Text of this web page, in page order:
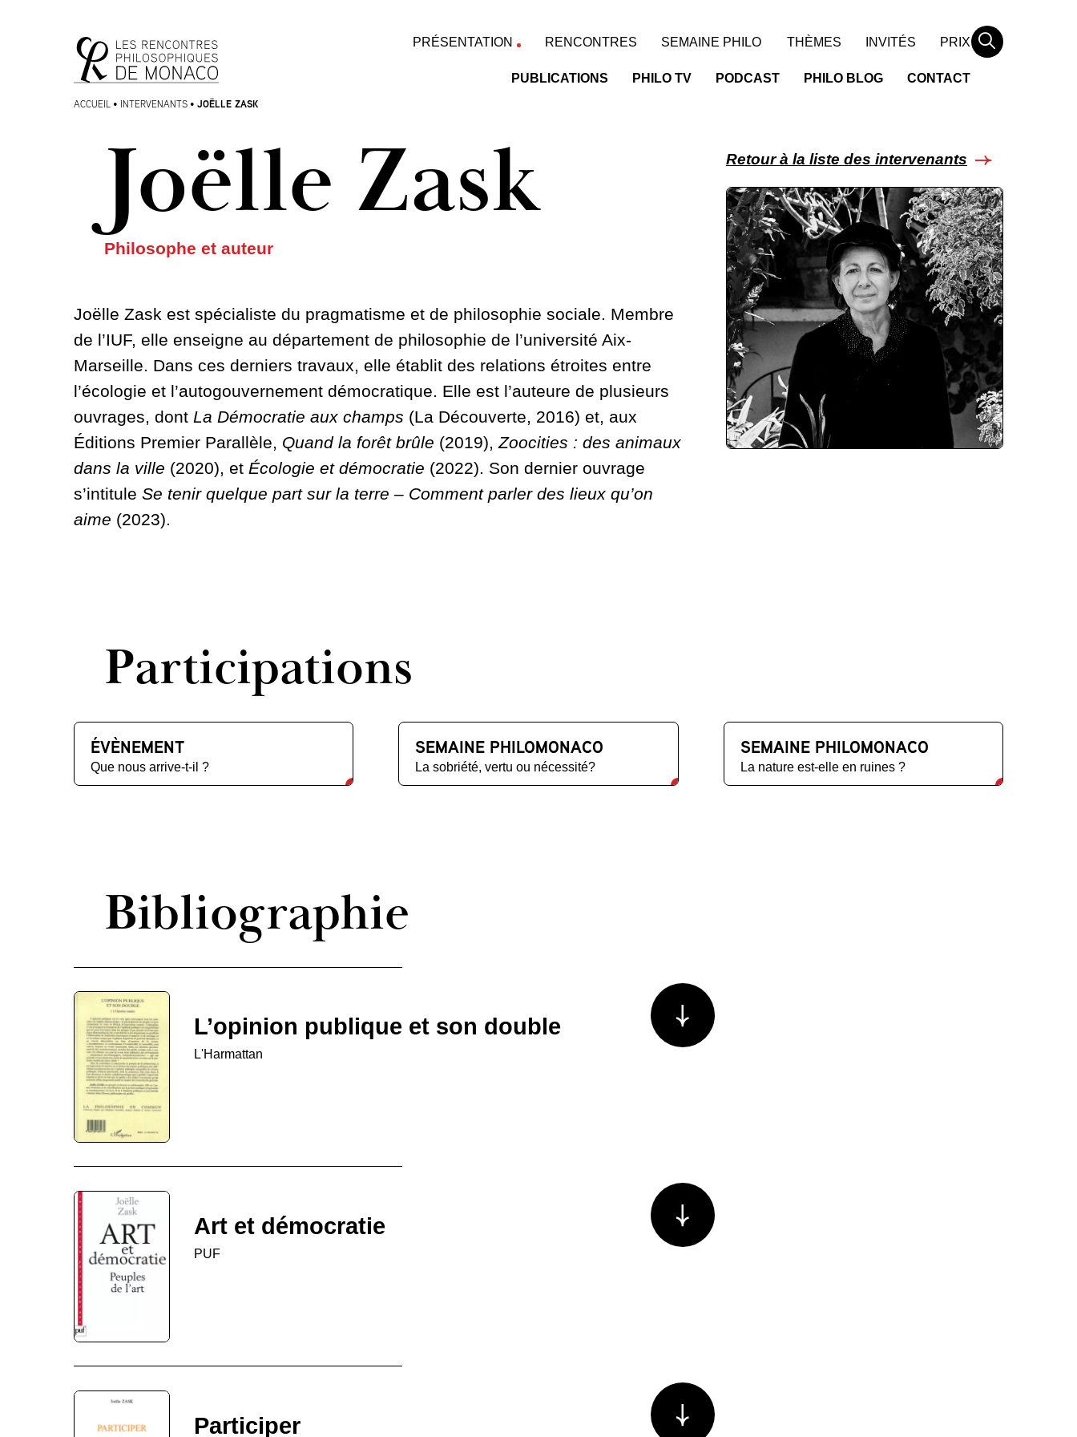
contenu
PRÉSENTATION RENCONTRES SEMAINE PHILO THÈMES INVITÉS PRIX
PUBLICATIONS PHILO TV PODCAST PHILO BLOG CONTACT
Rechercher
ACCUEIL • INTERVENANTS • JOËLLE ZASK
Joëlle Zask
Philosophe et auteur
Joëlle Zask est spécialiste du pragmatisme et de philosophie sociale. Membre
de l’IUF, elle enseigne au département de philosophie de l’université Aix-
Marseille. Dans ces derniers travaux, elle établit des relations étroites entre
l’écologie et l’autogouvernement démocratique. Elle est l’auteure de plusieurs
ouvrages, dont La Démocratie aux champs (La Découverte, 2016) et, aux
Éditions Premier Parallèle, Quand la forêt brûle (2019), Zoocities : des animaux
dans la ville (2020), et Écologie et démocratie (2022). Son dernier ouvrage
s’intitule Se tenir quelque part sur la terre – Comment parler des lieux qu’on
aime (2023).
Retour à la liste des intervenants
Participations
ÉVÈNEMENT
Que nous arrive-t-il ?
SEMAINE PHILOMONACO
La sobriété, vertu ou nécessité?
SEMAINE PHILOMONACO
La nature est-elle en ruines ?
Bibliographie
L’opinion publique et son double
L'Harmattan
Voir plus/moins d'information sur le livre
Art et démocratie
PUF
Voir plus/moins d'information sur le livre
Participer
Voir plus/moins d'information sur le livre